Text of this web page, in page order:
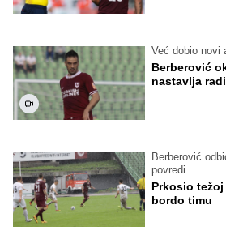
Već dobio novi
Berberović
nastavlja
Berberović
povredi
Prkosio
bordo timu